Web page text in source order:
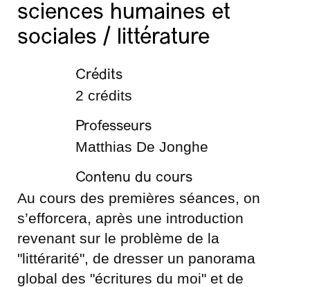
sciences humaines et
sociales / littérature
Crédits
2 crédits
Professeurs
Matthias De Jonghe
Contenu du cours
Au cours des premières séances, on
s’efforcera, après une introduction
revenant sur le problème de la
"littérarité", de dresser un panorama
global des "écritures du moi" et de